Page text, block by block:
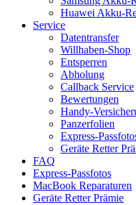
Huawei Akku-
Service
Datentransfer
Willhaben-Shop
Entsperren
Abholung
Callback Service
Bewertungen
Handy-
Panzerfolien
Express-
Geräte Retter
FAQ
Express-Passfotos
MacBook Reparaturen
Geräte Retter Prämie